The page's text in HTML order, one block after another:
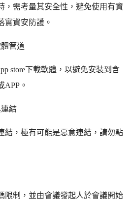
，需考量其安全性，避免使用有資
實資安防護。
管道
store下載軟體，以避免安裝到含
APP。
結
結，極有可能是惡意連結，請勿點
限制，並由會議發起人於會議開始